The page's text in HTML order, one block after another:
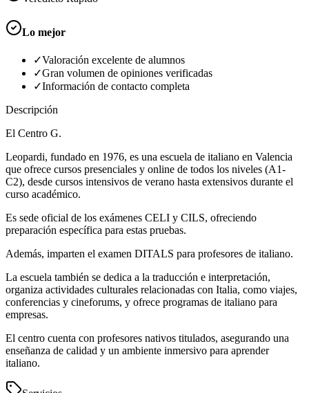
Lo mejor
✓Valoración excelente de alumnos
✓Gran volumen de opiniones verificadas
✓Información de contacto completa
Descripción
El Centro G.
Leopardi, fundado en 1976, es una escuela de italiano en Valencia
que ofrece cursos presenciales y online de todos los niveles (A1-
C2), desde cursos intensivos de verano hasta extensivos durante el
curso académico.
Es sede oficial de los exámenes CELI y CILS, ofreciendo
preparación específica para estas pruebas.
Además, imparten el examen DITALS para profesores de italiano.
La escuela también se dedica a la traducción e interpretación,
organiza actividades culturales relacionadas con Italia, como viajes,
conferencias y cineforums, y ofrece programas de italiano para
empresas.
El centro cuenta con profesores nativos titulados, asegurando una
enseñanza de calidad y un ambiente inmersivo para aprender
italiano.